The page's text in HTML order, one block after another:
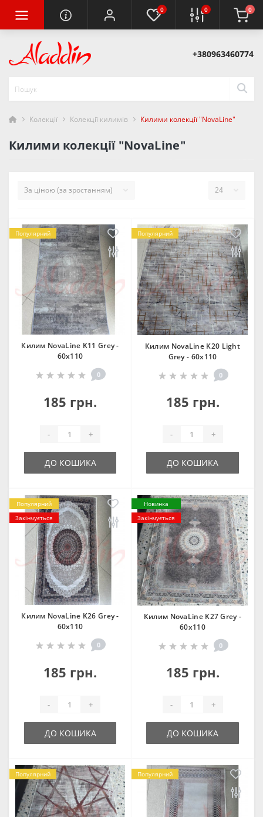
0 0 0
+380963460774
Колекції Колекції килимів Килими колекції "NovaLine"
Килими колекції "NovaLine"
Популярний
Килим NovaLine K11 Grey -
60х110
0
185 грн.
- +
ДО КОШИКА
Популярний
Килим NovaLine K20 Light
Grey - 60х110
0
185 грн.
- +
ДО КОШИКА
Популярний
Закінчується
Килим NovaLine K26 Grey -
60х110
0
185 грн.
- +
ДО КОШИКА
Новинка
Закінчується
Килим NovaLine K27 Grey -
60х110
0
185 грн.
- +
ДО КОШИКА
Популярний Популярний